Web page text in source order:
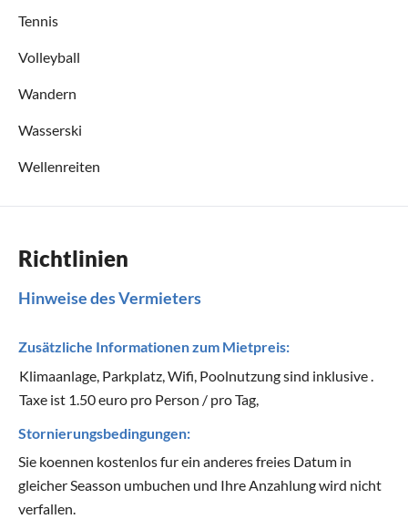
Tennis
Volleyball
Wandern
Wasserski
Wellenreiten
Richtlinien
Hinweise des Vermieters
Zusätzliche Informationen zum Mietpreis:
Klimaanlage, Parkplatz, Wifi, Poolnutzung sind inklusive .
Taxe ist 1.50 euro pro Person / pro Tag,
Stornierungsbedingungen:
Sie koennen kostenlos fur ein anderes freies Datum in
gleicher Seasson umbuchen und Ihre Anzahlung wird nicht
verfallen.